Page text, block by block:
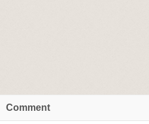
Comment